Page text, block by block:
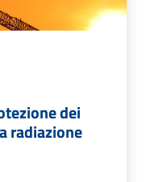
dei
radiazione